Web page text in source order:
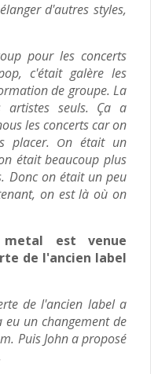
d'autres styles,
pour les concerts
c'était galère les
de groupe. La
artistes seuls. Ça a
les concerts car on
placer. On était un
était beaucoup plus
Donc on était un peu
on est là où on
est venue
de l'ancien label
de l'ancien label a
un changement de
Puis John a proposé